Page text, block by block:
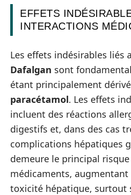
EFFETS
INTERACTIONS
Les effets indésirables liés
Dafalgan sont
étant principalement
paracétamol. Les effets
incluent des réactions
digestifs et, dans des cas
complications hépatiques
demeure le principal risque
médicaments, augmentant
toxicité hépatique, surtout